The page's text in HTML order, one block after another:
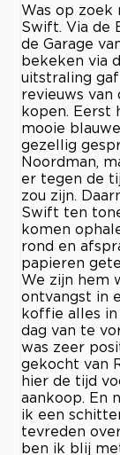
Was op zoek
Swift. Via de
de Garage
bekeken via
uitstraling
revieuws
kopen. Eerst
mooie
gezellig
Noordman,
er tegen de
zou zijn.
Swift ten
komen
rond en
papieren
We zijn hem
ontvangst in
koffie alles in
dag van te
was zeer
gekocht van
hier de tijd
aankoop. En
ik een
tevreden
ben ik blij